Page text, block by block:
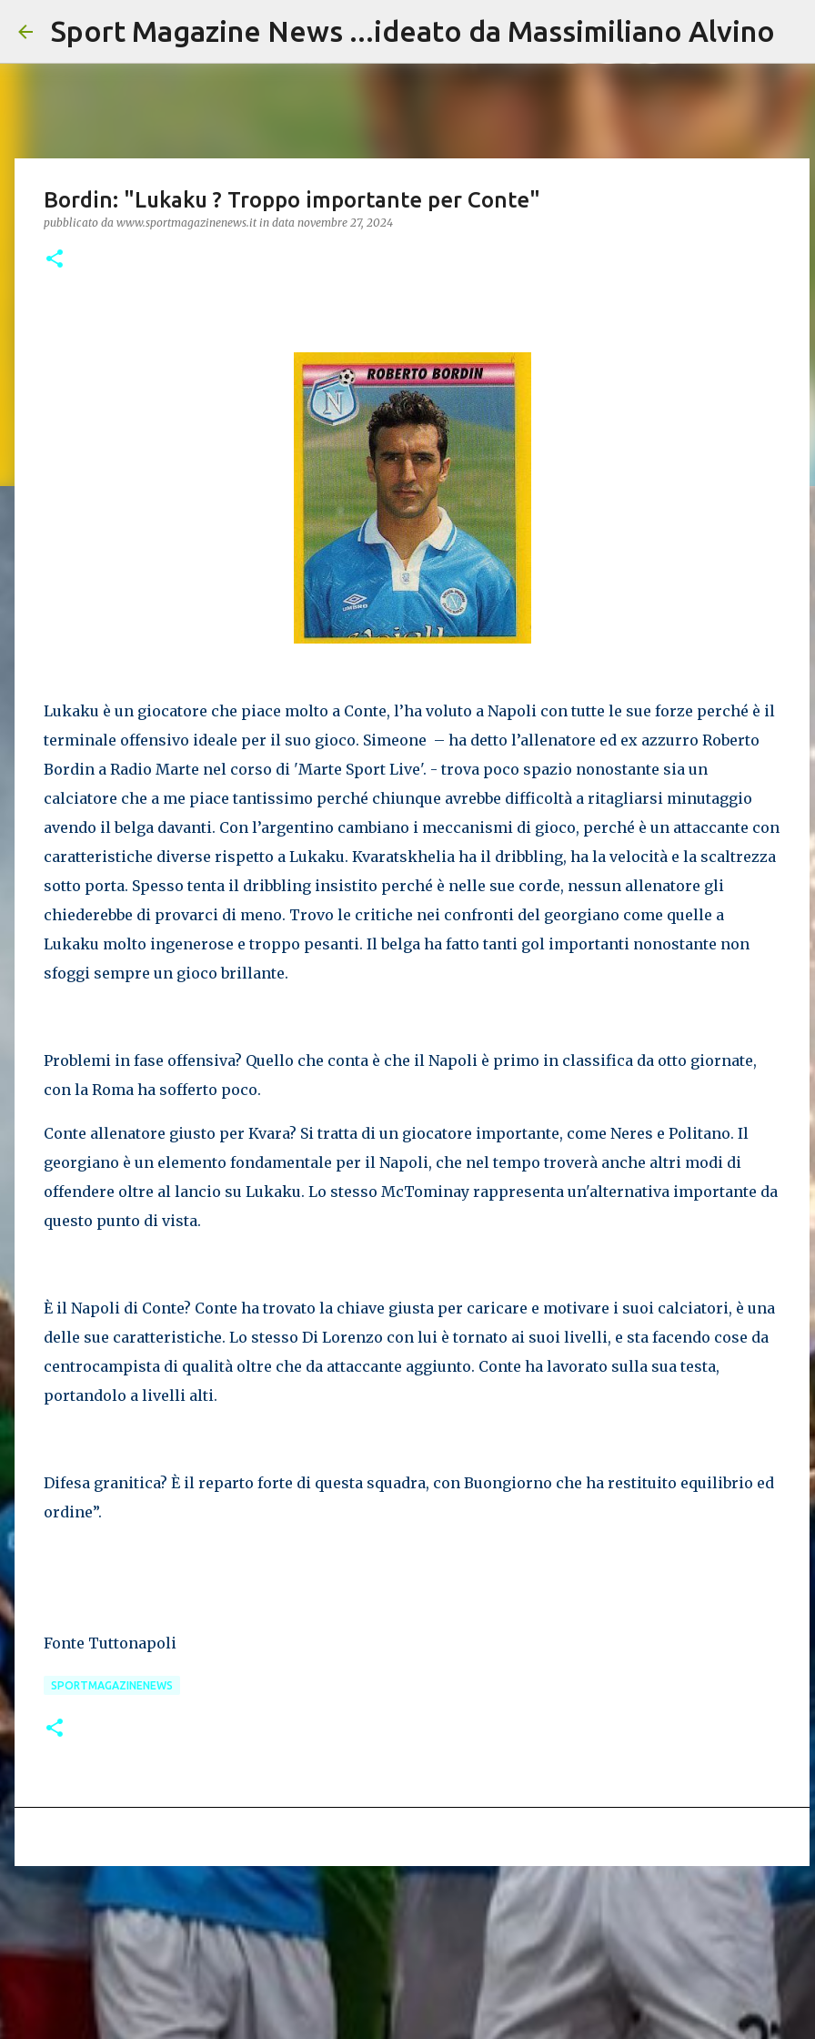
Passa ai contenuti principali
Sport Magazine News ...ideato da Massimiliano Alvino
Bordin: "Lukaku ? Troppo importante per Conte"
pubblicato da www.sportmagazinenews.it in data novembre 27, 2024
Lukaku è un giocatore che piace molto a Conte, l’ha voluto a Napoli con tutte le sue forze perché è il
terminale offensivo ideale per il suo gioco. Simeone – ha detto l’allenatore ed ex azzurro Roberto
Bordin a Radio Marte nel corso di 'Marte Sport Live'. - trova poco spazio nonostante sia un
calciatore che a me piace tantissimo perché chiunque avrebbe difficoltà a ritagliarsi minutaggio
avendo il belga davanti. Con l’argentino cambiano i meccanismi di gioco, perché è un attaccante con
caratteristiche diverse rispetto a Lukaku. Kvaratskhelia ha il dribbling, ha la velocità e la scaltrezza
sotto porta. Spesso tenta il dribbling insistito perché è nelle sue corde, nessun allenatore gli
chiederebbe di provarci di meno. Trovo le critiche nei confronti del georgiano come quelle a
Lukaku molto ingenerose e troppo pesanti. Il belga ha fatto tanti gol importanti nonostante non
sfoggi sempre un gioco brillante.
Problemi in fase offensiva? Quello che conta è che il Napoli è primo in classifica da otto giornate,
con la Roma ha sofferto poco.
Conte allenatore giusto per Kvara? Si tratta di un giocatore importante, come Neres e Politano. Il
georgiano è un elemento fondamentale per il Napoli, che nel tempo troverà anche altri modi di
offendere oltre al lancio su Lukaku. Lo stesso McTominay rappresenta un'alternativa importante da
questo punto di vista.
È il Napoli di Conte? Conte ha trovato la chiave giusta per caricare e motivare i suoi calciatori, è una
delle sue caratteristiche. Lo stesso Di Lorenzo con lui è tornato ai suoi livelli, e sta facendo cose da
centrocampista di qualità oltre che da attaccante aggiunto. Conte ha lavorato sulla sua testa,
portandolo a livelli alti.
Difesa granitica? È il reparto forte di questa squadra, con Buongiorno che ha restituito equilibrio ed
ordine”.
Fonte Tuttonapoli
SPORTMAGAZINENEWS